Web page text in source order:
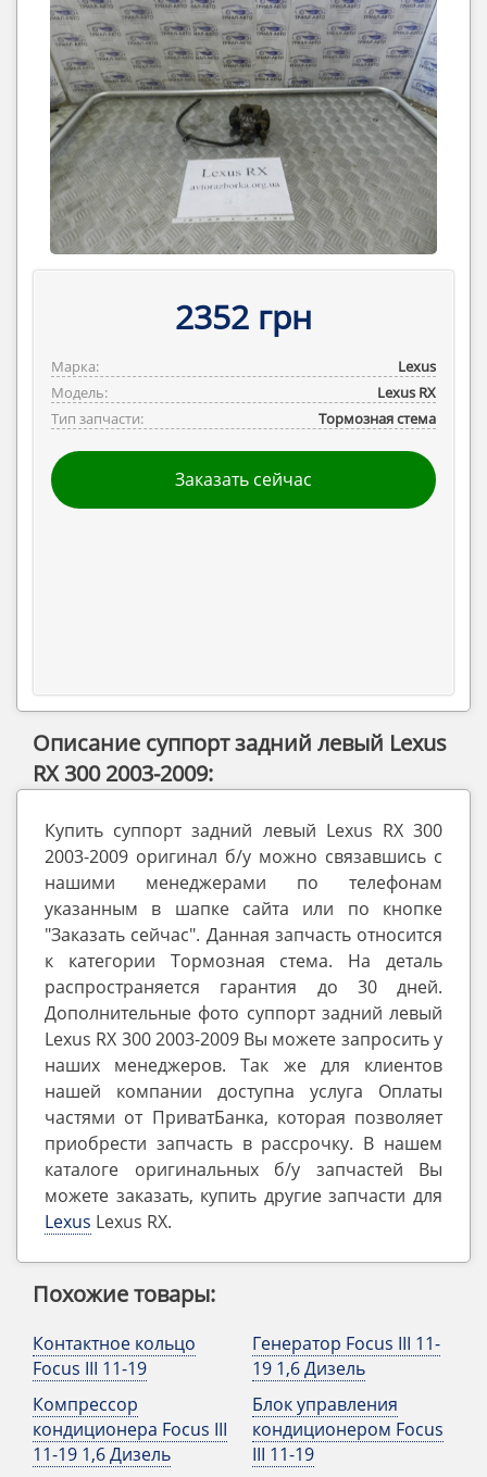
2352 грн
Марка:
Lexus
Модель:
Lexus RX
Тип запчасти:
Тормозная стема
Заказать сейчас
Описание суппорт задний левый Lexus
RX 300 2003-2009:
Купить суппорт задний левый Lexus RX 300
2003-2009 оригинал б/у можно связавшись с
нашими менеджерами по телефонам
указанным в шапке сайта или по кнопке
"Заказать сейчас". Данная запчасть относится
к категории Тормозная стема. На деталь
распространяется гарантия до 30 дней.
Дополнительные фото суппорт задний левый
Lexus RX 300 2003-2009 Вы можете запросить у
наших менеджеров. Так же для клиентов
нашей компании доступна услуга Оплаты
частями от ПриватБанка, которая позволяет
приобрести запчасть в рассрочку. В нашем
каталоге оригинальных б/у запчастей Вы
можете заказать, купить другие запчасти для
Lexus Lexus RX.
Похожие товары:
Контактное кольцо
Focus III 11-19
Компрессор
кондиционера Focus III
11-19 1,6 Дизель
Генератор Focus III 11-
19 1,6 Дизель
Блок управления
кондиционером Focus
III 11-19